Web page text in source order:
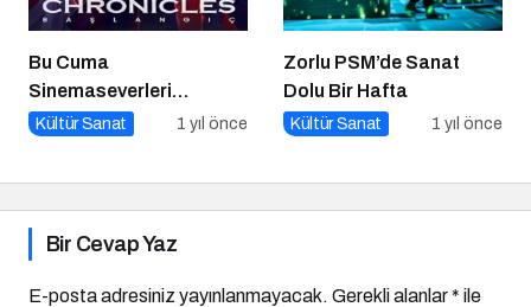
Bu Cuma
Sinemaseverleri
Bekleyen Yepyeni Filmler!
Kültür Sanat 1 yıl önce
Zorlu PSM’de Sanat
Dolu Bir Hafta
Kültür Sanat 1 yıl önce
Bir Cevap Yaz
E-posta adresiniz yayınlanmayacak. Gerekli alanlar* ile